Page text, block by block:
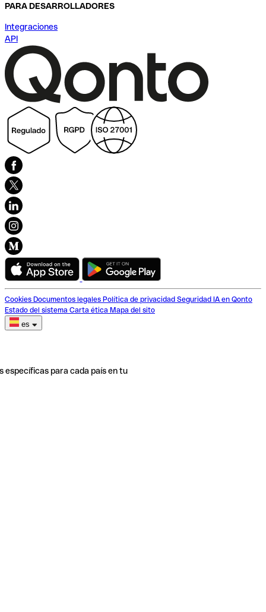
PARA DESARROLLADORES
Integraciones
API
Cookies Documentos legales Política de privacidad Seguridad IA en Qonto
Estado del sistema Carta ética Mapa del sito
es
específicas para cada país en tu